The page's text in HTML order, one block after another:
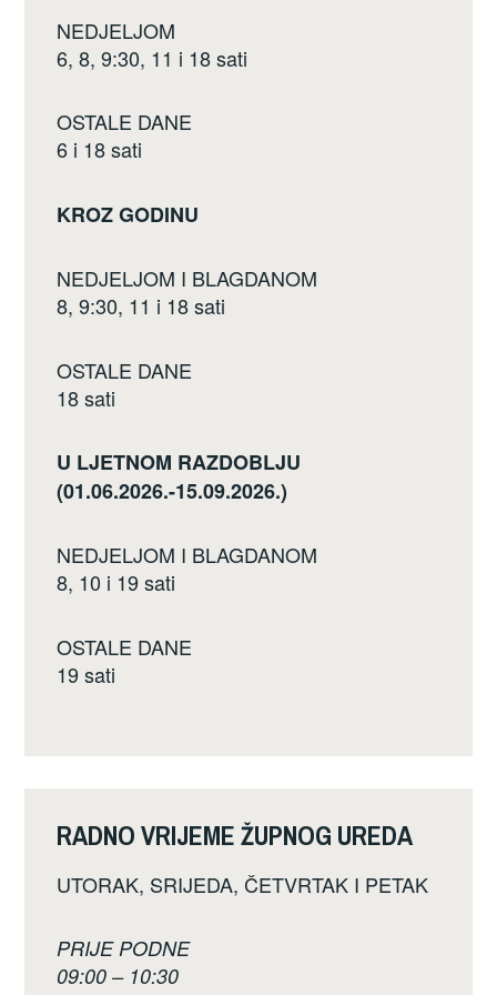
o
k
NEDJELJOM
6, 8, 9:30, 11 i 18 sati
OSTALE DANE
6 i 18 sati
KROZ GODINU
NEDJELJOM I BLAGDANOM
8, 9:30, 11 i 18 sati
OSTALE DANE
18 sati
U LJETNOM RAZDOBLJU
(01.06.2026.-15.09.2026.)
NEDJELJOM I BLAGDANOM
8, 10 i 19 sati
OSTALE DANE
19 sati
RADNO VRIJEME ŽUPNOG UREDA
UTORAK, SRIJEDA, ČETVRTAK I PETAK
PRIJE PODNE
09:00 – 10:30